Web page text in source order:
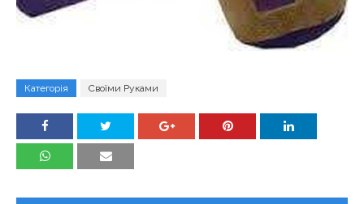
Категорія Своїми Руками